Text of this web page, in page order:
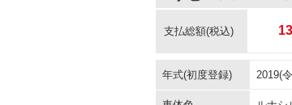
支払総額(税込)
年式(初度登録) 2019(